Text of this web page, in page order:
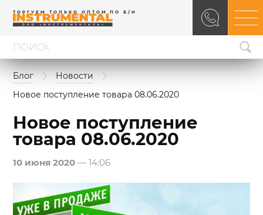
ТОРГУЕМ ТОЛЬКО ОПТОМ ПО Б/Н
Блог
Новости
Новое поступление товара 08.06.2020
Новое поступление
товара 08.06.2020
10 июня 2020 — 14:06